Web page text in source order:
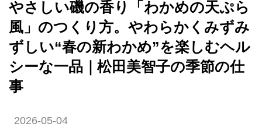
やさしい磯の香り「わかめの天ぷら
風」のつくり方。やわらかくみずみ
ずしい“春の新わかめ”を楽しむヘル
シーな一品｜松田美智子の季節の仕
事
2026-05-04